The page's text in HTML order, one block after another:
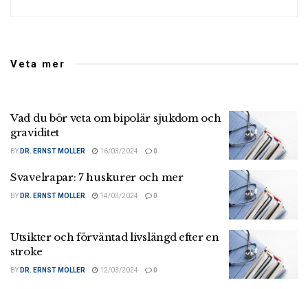
Veta mer
Vad du bör veta om bipolär sjukdom och
graviditet
BY DR. ERNST MOLLER 16/03/2024 0
Svavelrapar: 7 huskurer och mer
BY DR. ERNST MOLLER 14/03/2024 0
Utsikter och förväntad livslängd efter en
stroke
BY DR. ERNST MOLLER 12/03/2024 0